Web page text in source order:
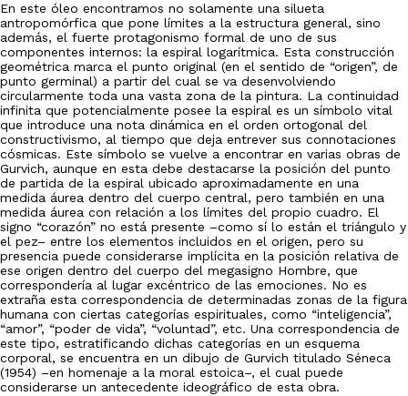
En este óleo encontramos no solamente una silueta
antropomórfica que pone límites a la estructura general, sino
además, el fuerte protagonismo formal de uno de sus
componentes internos: la espiral logarítmica. Esta construcción
geométrica marca el punto original (en el sentido de “origen”, de
punto germinal) a partir del cual se va desenvolviendo
circularmente toda una vasta zona de la pintura. La continuidad
infinita que potencialmente posee la espiral es un símbolo vital
que introduce una nota dinámica en el orden ortogonal del
constructivismo, al tiempo que deja entrever sus connotaciones
cósmicas. Este símbolo se vuelve a encontrar en varias obras de
Gurvich, aunque en esta debe destacarse la posición del punto
de partida de la espiral ubicado aproximadamente en una
medida áurea dentro del cuerpo central, pero también en una
medida áurea con relación a los límites del propio cuadro. El
signo “corazón” no está presente –como sí lo están el triángulo y
el pez– entre los elementos incluidos en el origen, pero su
presencia puede considerarse implícita en la posición relativa de
ese origen dentro del cuerpo del megasigno Hombre, que
correspondería al lugar excéntrico de las emociones. No es
extraña esta correspondencia de determinadas zonas de la figura
humana con ciertas categorías espirituales, como “inteligencia”,
“amor”, “poder de vida”, “voluntad”, etc. Una correspondencia de
este tipo, estratificando dichas categorías en un esquema
corporal, se encuentra en un dibujo de Gurvich titulado Séneca
(1954) –en homenaje a la moral estoica–, el cual puede
considerarse un antecedente ideográfico de esta obra.